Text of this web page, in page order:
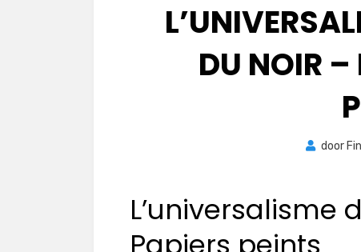
DU NOIR –
door
L’universalisme